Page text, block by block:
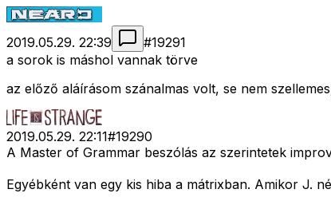
2019.05.29. 22:39 #19291
a sorok is máshol vannak törve
az előző aláírásom szánalmas volt, se nem
2019.05.29. 22:11#19290
A Master of Grammar beszólás az szerintetek
Egyébként van egy kis hiba a mátrixban. Amikor J.